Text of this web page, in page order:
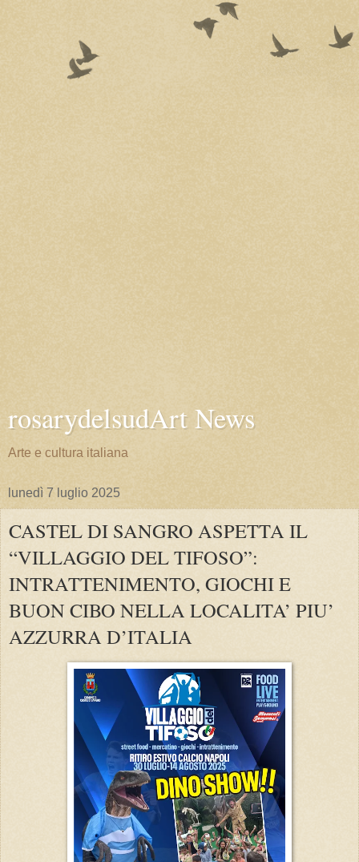
rosarydelsudArt News
Arte e cultura italiana
lunedì 7 luglio 2025
CASTEL DI SANGRO ASPETTA IL
“VILLAGGIO DEL TIFOSO”:
INTRATTENIMENTO, GIOCHI E
BUON CIBO NELLA LOCALITA’ PIU’
AZZURRA D’ITALIA